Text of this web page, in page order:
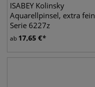
ISABEY Kolinsky
Aquarellpinsel, extra fein
Serie 6227z
ab 17,65 €